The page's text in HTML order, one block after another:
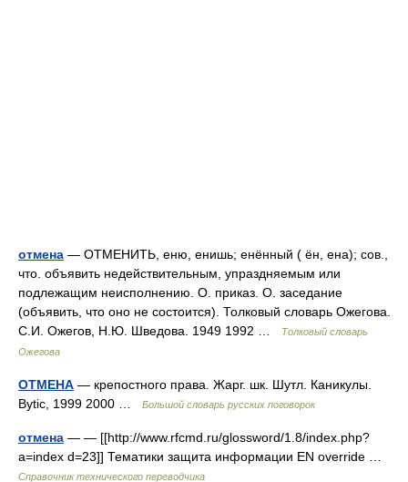
отмена — ОТМЕНИТЬ, еню, енишь; енённый ( ён, ена); сов.,
что. объявить недействительным, упраздняемым или
подлежащим неисполнению. О. приказ. О. заседание
(объявить, что оно не состоится). Толковый словарь Ожегова.
С.И. Ожегов, Н.Ю. Шведова. 1949 1992 …
Толковый словарь
Ожегова
ОТМЕНА — крепостного права. Жарг. шк. Шутл. Каникулы.
Bytic, 1999 2000 …
Большой словарь русских поговорок
отмена — — [[http://www.rfcmd.ru/glossword/1.8/index.php?
a=index d=23]] Тематики защита информации EN override …
Справочник технического переводчика